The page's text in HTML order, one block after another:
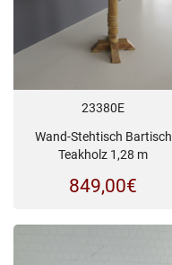
23380E
Wand-Stehtisch Bartisch
Teakholz 1,28 m
849,00€